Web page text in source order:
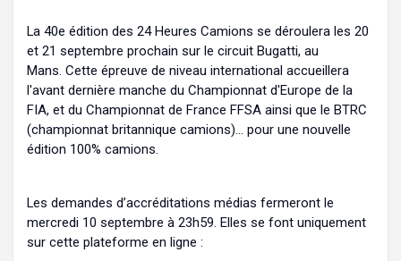
La 40e édition des 24 Heures Camions se déroulera les 20
et 21 septembre prochain sur le circuit Bugatti, au
Mans. Cette épreuve de niveau international accueillera
l'avant dernière manche du Championnat d'Europe de la
FIA, et du Championnat de France FFSA ainsi que le BTRC
(championnat britannique camions)… pour une nouvelle
édition 100% camions.
Les demandes d’accréditations médias fermeront le
mercredi 10 septembre à 23h59. Elles se font uniquement
sur cette plateforme en ligne :